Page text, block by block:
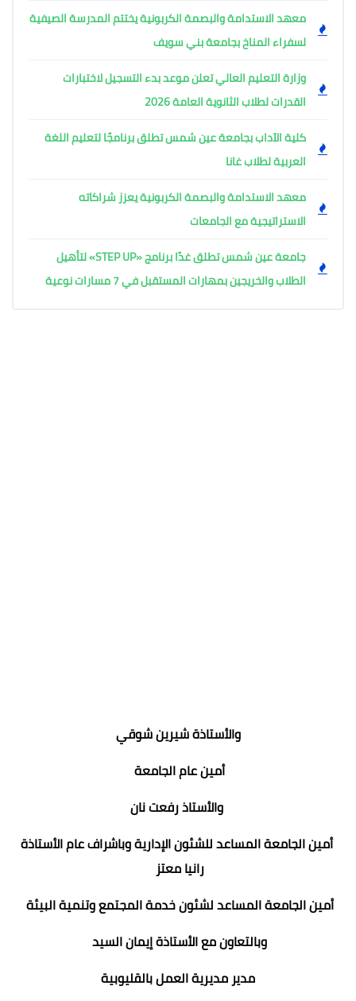
معهد الاستدامة والبصمة الكربونية يختتم المدرسة الصيفية
لسفراء المناخ بجامعة بني سويف
وزارة التعليم العالي تعلن موعد بدء التسجيل لاختبارات
القدرات لطلاب الثانوية العامة 2026
كلية الآداب بجامعة عين شمس تطلق برنامجًا لتعليم اللغة
العربية لطلاب غانا
معهد الاستدامة والبصمة الكربونية يعزز شراكاته
الاستراتيجية مع الجامعات
جامعة عين شمس تطلق غدًا برنامج «STEP UP» لتأهيل
الطلاب والخريجين بمهارات المستقبل في 7 مسارات نوعية
والأستاذة شيرين شوقي
أمين عام الجامعة
والأستاذ رفعت نان
أمين الجامعة المساعد للشئون الإدارية وباشراف عام الأستاذة
رانيا معتز
أمين الجامعة المساعد لشئون خدمة المجتمع وتنمية البيئة
وبالتعاون مع الأستاذة إيمان السيد
مدير مديرية العمل بالقليوبية